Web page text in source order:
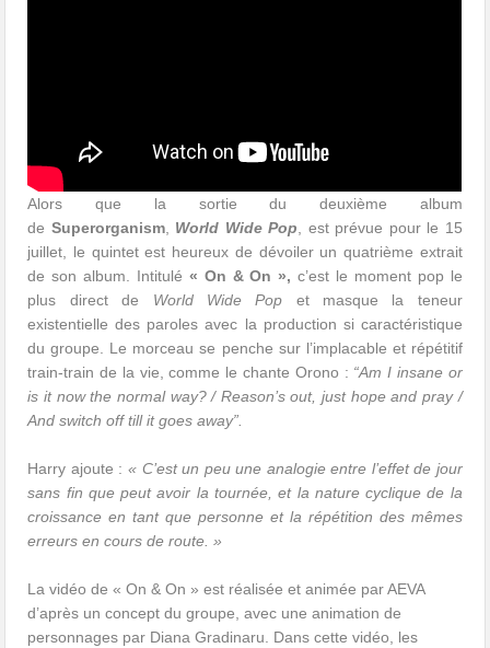
Alors que la sortie du deuxième album
de Superorganism, World Wide Pop , est prévue pour le 15
juillet, le quintet est heureux de dévoiler un quatrième extrait
de son album. Intitulé « On & On », c’est le moment pop le
plus direct de World Wide Pop et masque la teneur
existentielle des paroles avec la production si caractéristique
du groupe. Le morceau se penche sur l’implacable et répétitif
train-train de la vie, comme le chante Orono : “Am I insane or
is it now the normal way? / Reason’s out, just hope and pray /
And switch off till it goes away”.
Harry ajoute : « C’est un peu une analogie entre l’effet de jour
sans fin que peut avoir la tournée, et la nature cyclique de la
croissance en tant que personne et la répétition des mêmes
erreurs en cours de route. »
La vidéo de « On & On » est réalisée et animée par AEVA
d’après un concept du groupe, avec une animation de
personnages par Diana Gradinaru. Dans cette vidéo, les